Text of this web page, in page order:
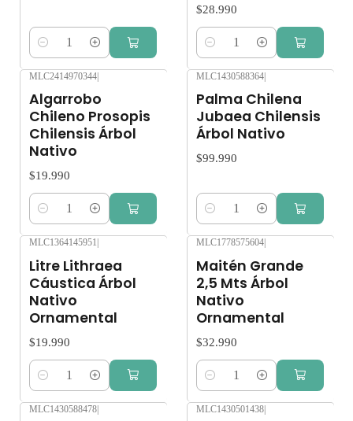
Cantidad
$28.990
Cantidad
MLC2414970344
Algarrobo
Chileno Prosopis
Chilensis Árbol
Nativo
$19.990
Cantidad
MLC1430588364
Palma Chilena
Jubaea Chilensis
Árbol Nativo
$99.990
Cantidad
MLC1364145951
Litre Lithraea
Cáustica Árbol
Nativo
Ornamental
$19.990
Cantidad
MLC1778575604
Maitén Grande
2,5 Mts Árbol
Nativo
Ornamental
$32.990
Cantidad
MLC1430588478| MLC1430501438|